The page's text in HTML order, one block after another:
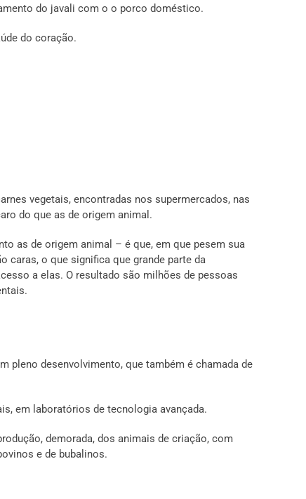
do javali com o o porco doméstico.
do coração.
vegetais, encontradas nos supermercados, nas
do que as de origem animal.
as de origem animal – é que, em que pesem sua
caras, o que significa que grande parte da
a elas. O resultado são milhões de pessoas
pleno desenvolvimento, que também é chamada de
em laboratórios de tecnologia avançada.
demorada, dos animais de criação, com
e de bubalinos.